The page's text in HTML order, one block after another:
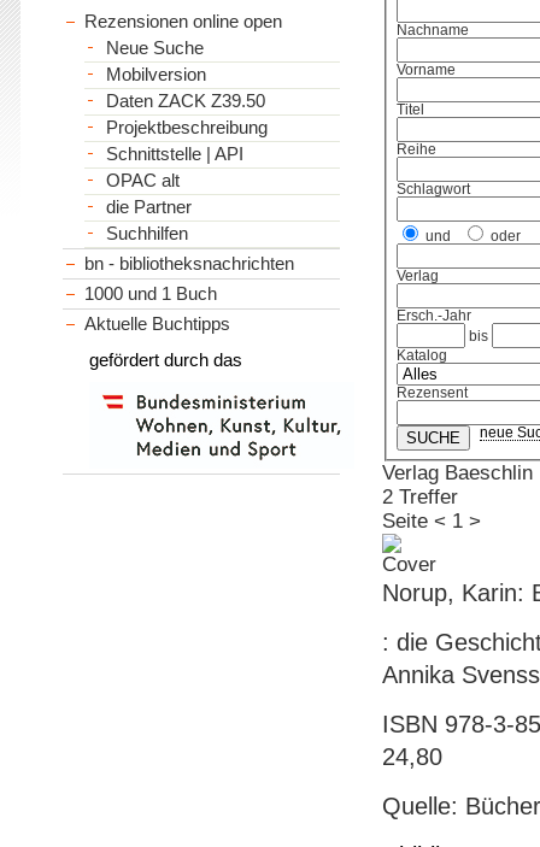
Nachname
Vorname
Titel
Reihe
Schlagwort
und oder
Verlag
Ersch.-Jahr
bis
Katalog
Rezensent
neue
Verlag Baeschlin
2 Treffer
Seite < 1 >
Norup, Karin:
: die
Annika
ISBN 978-3-
24,80
Quelle:
Rezensionen online open
Neue Suche
Mobilversion
Daten ZACK Z39.50
Projektbeschreibung
Schnittstelle | API
OPAC alt
die Partner
Suchhilfen
bn - bibliotheksnachrichten
1000 und 1 Buch
Aktuelle Buchtipps
gefördert durch das